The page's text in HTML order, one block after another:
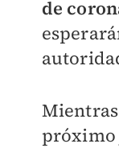
de
próximo